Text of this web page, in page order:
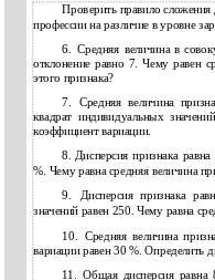
Проверить правило сложения
профессии на различие в уровне
6. Средняя величина в
отклонение равно 7. Чему равен
этого признака?
7.
Средняя величина
квадрат индивидуальных
коэффициент вариации.
8. Дисперсия признака
%. Чему равна средняя величина
9.
Дисперсия признака
значений равен 250. Чему равна
10.
Средняя величина
вариации равен 30 %. Определить
11. Общая дисперсия равна